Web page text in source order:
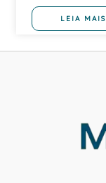
LEIA MAIS